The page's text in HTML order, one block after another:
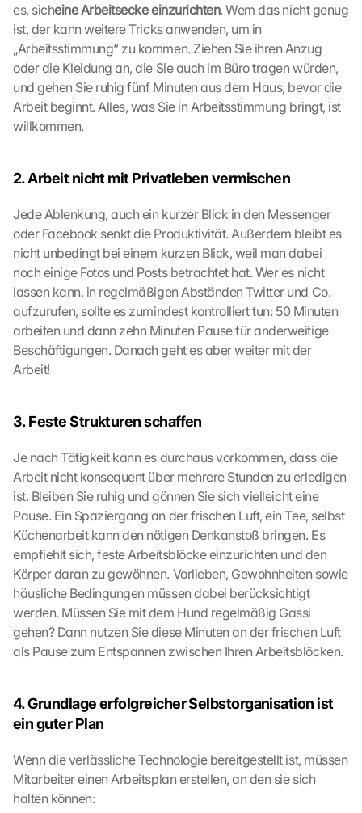
es, sicheine Arbeitsecke einzurichten. Wem das nicht genug
ist, der kann weitere Tricks anwenden, um in
„Arbeitsstimmung“ zu kommen. Ziehen Sie ihren Anzug
oder die Kleidung an, die Sie auch im Büro tragen würden,
und gehen Sie ruhig fünf Minuten aus dem Haus, bevor die
Arbeit beginnt. Alles, was Sie in Arbeitsstimmung bringt, ist
willkommen.
2. Arbeit nicht mit Privatleben vermischen
Jede Ablenkung, auch ein kurzer Blick in den Messenger
oder Facebook senkt die Produktivität. Außerdem bleibt es
nicht unbedingt bei einem kurzen Blick, weil man dabei
noch einige Fotos und Posts betrachtet hat. Wer es nicht
lassen kann, in regelmäßigen Abständen Twitter und Co.
aufzurufen, sollte es zumindest kontrolliert tun: 50 Minuten
arbeiten und dann zehn Minuten Pause für anderweitige
Beschäftigungen. Danach geht es aber weiter mit der
Arbeit!
3. Feste Strukturen schaffen
Je nach Tätigkeit kann es durchaus vorkommen, dass die
Arbeit nicht konsequent über mehrere Stunden zu erledigen
ist. Bleiben Sie ruhig und gönnen Sie sich vielleicht eine
Pause. Ein Spaziergang an der frischen Luft, ein Tee, selbst
Küchenarbeit kann den nötigen Denkanstoß bringen. Es
empfiehlt sich, feste Arbeitsblöcke einzurichten und den
Körper daran zu gewöhnen. Vorlieben, Gewohnheiten sowie
häusliche Bedingungen müssen dabei berücksichtigt
werden. Müssen Sie mit dem Hund regelmäßig Gassi
gehen? Dann nutzen Sie diese Minuten an der frischen Luft
als Pause zum Entspannen zwischen Ihren Arbeitsblöcken.
4. Grundlage erfolgreicher Selbstorganisation ist
ein guter Plan
Wenn die verlässliche Technologie bereitgestellt ist, müssen
Mitarbeiter einen Arbeitsplan erstellen, an den sie sich
halten können:
o
t
t
i
o
n
r
e
n
y
o
u
a
g
r
o
t
e
l
o
a
d
i
o
f
t
h
o
o
M
a